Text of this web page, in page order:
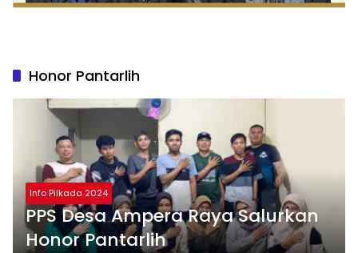
Honor Pantarlih
Info Pilkada 2024
PPS Desa Ampera Raya Salurkan
Honor Pantarlih